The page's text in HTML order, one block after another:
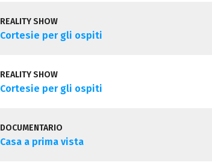
REALITY SHOW
Cortesie per gli ospiti
REALITY SHOW
Cortesie per gli ospiti
DOCUMENTARIO
Casa a prima vista